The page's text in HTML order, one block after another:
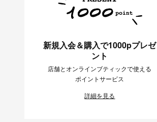
新規入会＆購入で1000pプレゼ
ント
店舗とオンラインブティックで使える
ポイントサービス
詳細を見る